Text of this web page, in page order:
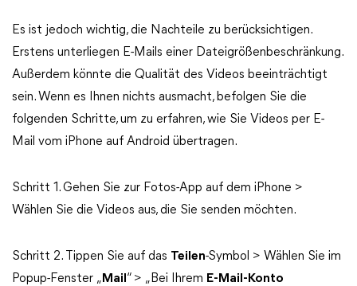
Es ist jedoch wichtig, die Nachteile zu berücksichtigen.
Erstens unterliegen E-Mails einer Dateigrößenbeschränkung.
Außerdem könnte die Qualität des Videos beeinträchtigt
sein. Wenn es Ihnen nichts ausmacht, befolgen Sie die
folgenden Schritte, um zu erfahren, wie Sie Videos per E-
Mail vom iPhone auf Android übertragen.
Schritt 1. Gehen Sie zur Fotos-App auf dem iPhone >
Wählen Sie die Videos aus, die Sie senden möchten.
Schritt 2. Tippen Sie auf das Teilen-Symbol > Wählen Sie im
Popup-Fenster „ Mail “ > „Bei Ihrem E-Mail-Konto